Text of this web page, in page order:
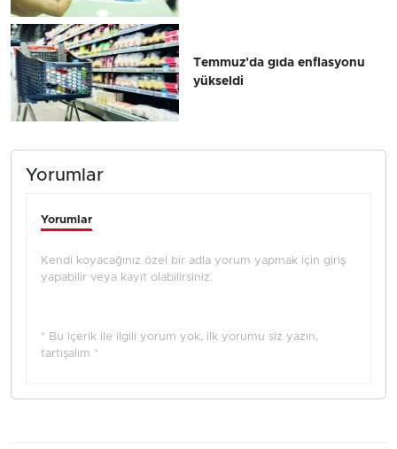
Temmuz’da gıda enflasyonu
yükseldi
Yorumlar
Yorumlar
Kendi koyacağınız özel bir adla yorum yapmak için giriş
yapabilir veya kayıt olabilirsiniz.
* Bu içerik ile ilgili yorum yok, ilk yorumu siz yazın,
tartışalım *